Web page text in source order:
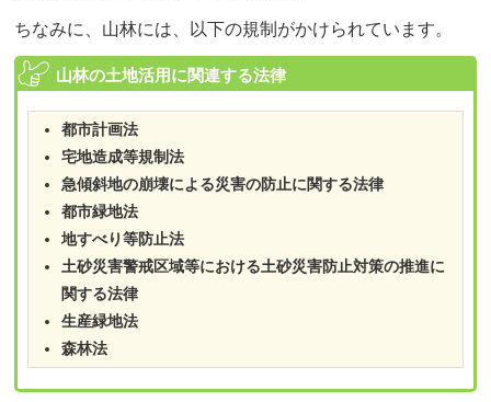
ちなみに、山林には、以下の規制がかけられています。
山林の土地活用に関連する法律
都市計画法
宅地造成等規制法
急傾斜地の崩壊による災害の防止に関する法律
都市緑地法
地すべり等防止法
土砂災害警戒区域等における土砂災害防止対策の推進に
関する法律
生産緑地法
森林法